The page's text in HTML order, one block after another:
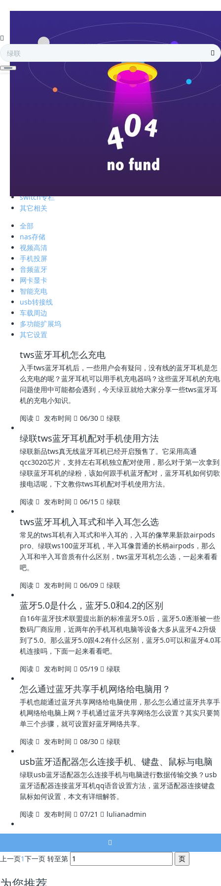
全部
凯发娱乐全球的技术支持
设置教程
>产品评测
>公司动态
switch专栏
其它相关
全部
nas存储
视频高清
手机投屏
音频蓝牙
网卡显卡
智能充电
usb转接线
车载周边
多功能扩展坞
其它设置
tws蓝牙耳机怎么充电
入手tws蓝牙耳机后，一些用户会有疑问，没有线的蓝牙耳机是怎
么充电的呢？蓝牙耳机可以用手机充电器吗？这些蓝牙耳机的充电
问题使用中可能都会遇到，今天绿豆就给大家分享一些tws蓝牙耳
机的充电小知识。
阅读
发布时间 06/30 绿联
绿联tws蓝牙耳机配对手机使用方法
绿联新品tws真无线蓝牙耳机已经开启预售了。它采用高通
qcc3020芯片，支持左右耳机独立配对使用，那么对于第一次拿到
绿联蓝牙耳机的绿粉，该如何跟手机蓝牙配对，蓝牙耳机如何切歌
接电话呢，下文教你tws耳机配对手机使用方法。
阅读
发布时间 06/15 绿联
tws蓝牙耳机入耳式和半入耳怎么选
常见的tws耳机有入耳式和半入耳的，入耳的像苹果新款airpods
pro、绿联ws100蓝牙耳机，半入耳像普通的长柄airpods，那么
入耳和半入耳音质有什么区别，tws蓝牙耳机怎么选，一起来看看
吧。
阅读
发布时间 06/09 绿联
蓝牙5.0是什么，蓝牙5.0和4.2的区别
自16年蓝牙技术联盟提出新的标准蓝牙5.0后，蓝牙5.0逐渐被一些
数码厂商应用，近两年的手机耳机电脑等设备大多从蓝牙4.2升级
到了5.0。那么蓝牙5.0跟4.2有什么区别，蓝牙5.0可以和蓝牙4.0耳
机连接吗，下面一起来看看吧。
阅读
发布时间 05/19 绿联
怎么通过蓝牙共享手机网络给电脑用？
手机也能通过蓝牙共享网络给电脑使用，那么怎么通过蓝牙共享手
机网络给电脑上网？手机通过蓝牙共享网络怎么设置？其实只要简
单三个步骤，就可设置好蓝牙网络共享。
阅读
发布时间 08/30 绿联
usb蓝牙适配器怎么连接手机、键盘、鼠标与电脑
绿联usb蓝牙适配器怎么连接手机与电脑进行数据传输交换？usb
蓝牙适配器连接蓝牙耳机qq语音设置方法，蓝牙适配器连接键盘
鼠标如何设置，本文有详细解答。
阅读
发布时间 07/21 lulianadmin
上一页1下一页 转至第